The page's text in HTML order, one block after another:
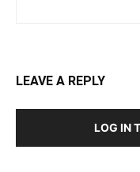
LEAVE A REPLY
LOG IN